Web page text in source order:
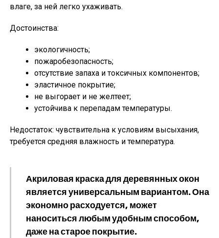
влаге, за ней легко ухаживать.
Достоинства:
экологичность;
пожаробезопасность;
отсутствие запаха и токсичных компонентов;
эластичное покрытие;
не выгорает и не желтеет;
устойчива к перепадам температуры.
Недостаток: чувствительна к условиям высыхания,
требуется средняя влажность и температура.
Акриловая краска для деревянных окон
является универсальным вариантом. Она
экономно расходуется, может
наноситься любым удобным способом,
даже на старое покрытие.